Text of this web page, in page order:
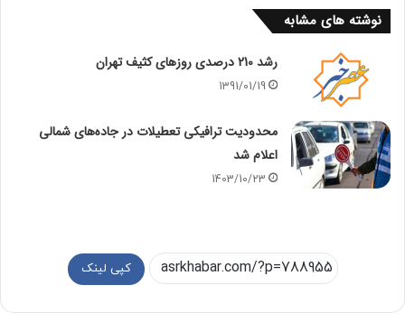
نوشته های مشابه
رشد 210 درصدی روزهای کثیف تهران
1391/01/19
محدودیت‌ ترافیکی تعطیلات در جاده‌های شمالی
اعلام شد
1403/10/23
کپی لینک